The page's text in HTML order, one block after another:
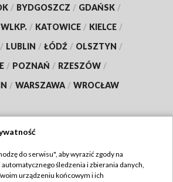
/ BYDGOSZCZ / GDAŃSK /
/ KATOWICE / KIELCE /
/ LUBLIN / ŁÓDŹ / OLSZTYN /
/ POZNAŃ / RZESZÓW /
/ WARSZAWA / WROCŁAW
TVP
do serwisu", aby wyrazić zgody na
śledzenia i zbierania danych,
urządzeniu końcowym i ich